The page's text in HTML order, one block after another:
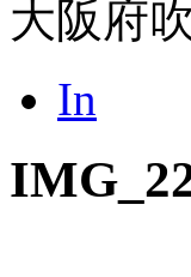
大阪府
In